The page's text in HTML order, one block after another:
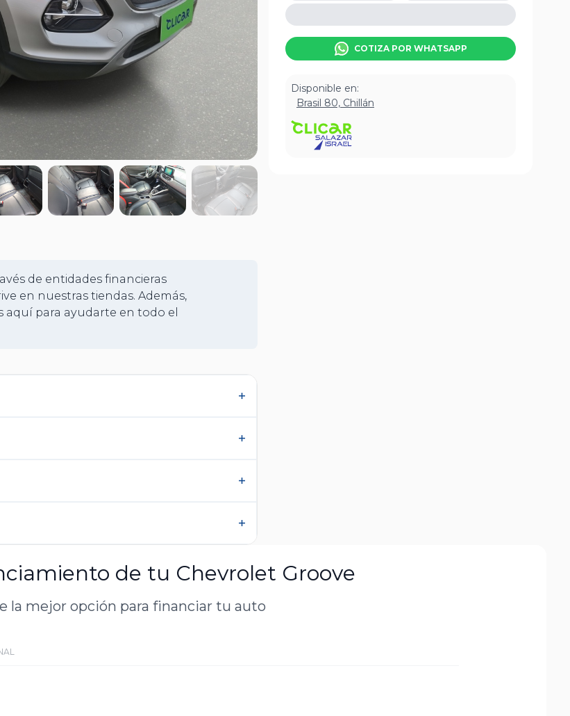
de entidades financieras
en nuestras tiendas. Además,
para ayudarte en todo el
COTIZA POR WHATSAPP
Disponible en:
Brasil 80, Chillán
de tu Chevrolet Groove
la mejor opción para financiar tu auto